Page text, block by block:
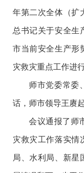
年第二次全体（扩
总书记关于安全生
市当前安全生产形
灾救灾重点工作进
师市党委常委
话，师市领导王赓
会议通报了师
灾救灾工作落实情
局、水利局、新星